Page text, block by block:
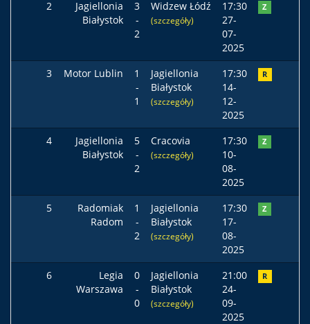
2
Jagiellonia
Białystok
3
-
2
Widzew Łódź
(szczegóły)
17:30
27-
07-
2025
Z
3 Motor Lublin
1
-
1
Jagiellonia
Białystok
(szczegóły)
17:30
14-
12-
2025
R
4
Jagiellonia
Białystok
5
-
2
Cracovia
(szczegóły)
17:30
10-
08-
2025
Z
5
Radomiak
Radom
1
-
2
Jagiellonia
Białystok
(szczegóły)
17:30
17-
08-
2025
Z
6
Legia
Warszawa
0
-
0
Jagiellonia
Białystok
(szczegóły)
21:00
24-
09-
2025
R